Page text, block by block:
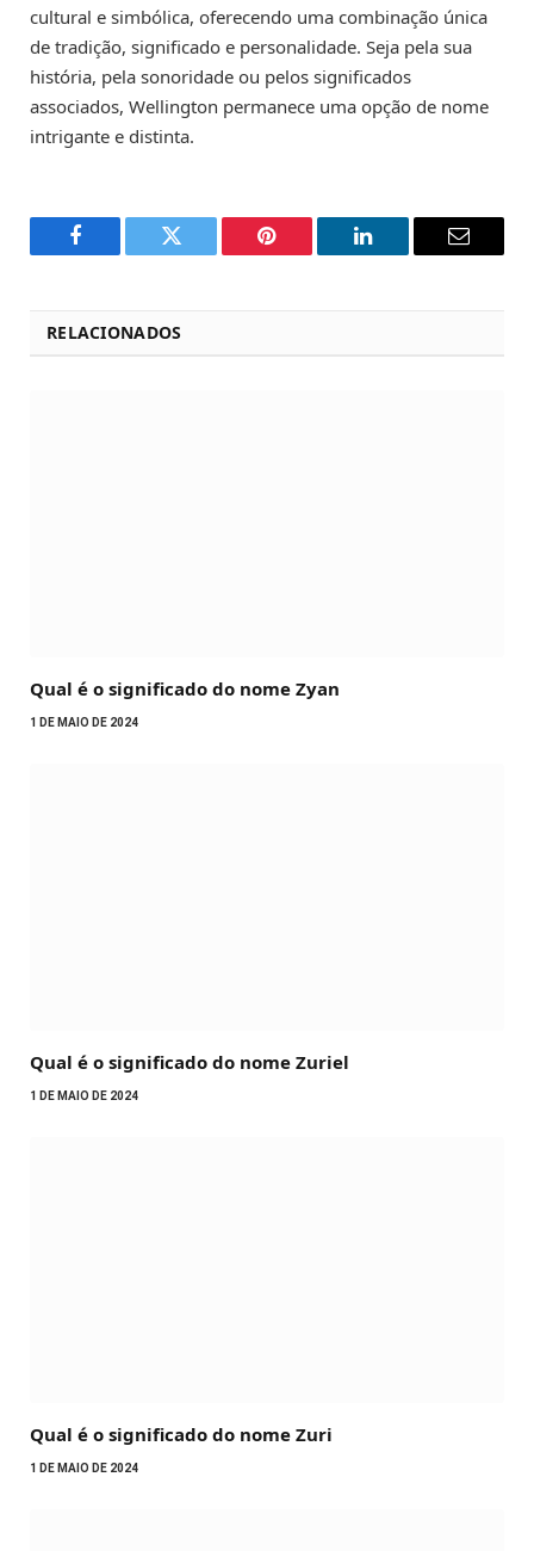
cultural e simbólica, oferecendo uma combinação única
de tradição, significado e personalidade. Seja pela sua
história, pela sonoridade ou pelos significados
associados, Wellington permanece uma opção de nome
intrigante e distinta.
Facebook Twitter Pinterest LinkedIn Email
RELACIONADOS
Qual é o significado do nome Zyan
1 DE MAIO DE 2024
Qual é o significado do nome Zuriel
1 DE MAIO DE 2024
Qual é o significado do nome Zuri
1 DE MAIO DE 2024